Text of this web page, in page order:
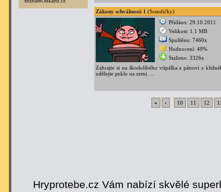
Zákony schválnosti 1 (Srandičky)
Přidáno: 29.10.2011
Velikost: 1.1 MB
Spuštěno: 7460x
Hodnocení: 49%
Staženo: 3326x
Zahrajte si na škodolibého vtipálka a pánovi z
udělejte peklo na zemi. ...
« ‹ 10 11 12
Hryprotebe.cz Vám nabízí skvělé